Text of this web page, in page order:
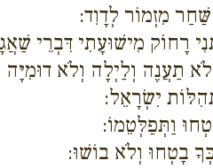
מִזְמוֹר לְדָוִד:
רָחוֹק מִישׁוּעָתִי דִּבְרֵי
תַעֲנֶה וְלַיְלָה וְלֹא דוּמִיָּה
יִשְׂרָאֵל:
וַתְּפַלְּטֵמוֹ:
בָטְחוּ וְלֹא בוֹשׁוּ: